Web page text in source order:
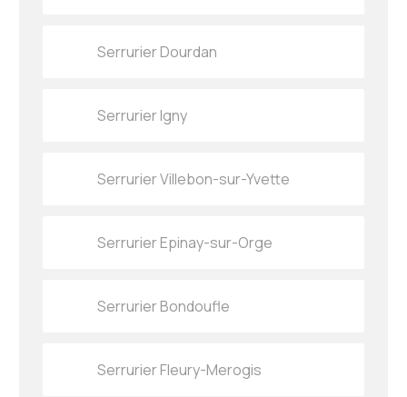
Serrurier Dourdan
Serrurier Igny
Serrurier Villebon-sur-Yvette
Serrurier Epinay-sur-Orge
Serrurier Bondoufle
Serrurier Fleury-Merogis